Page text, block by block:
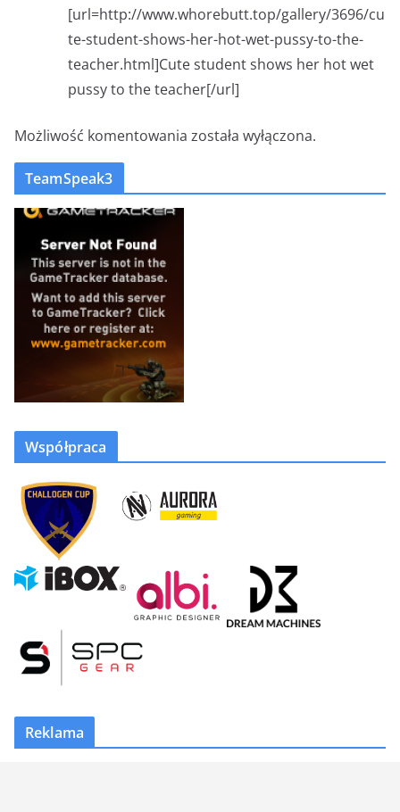
[url=http://www.whorebutt.top/gallery/3696/cu
te-student-shows-her-hot-wet-pussy-to-the-
teacher.html]Cute student shows her hot wet
pussy to the teacher[/url]
Możliwość komentowania została wyłączona.
TeamSpeak3
Współpraca
Reklama